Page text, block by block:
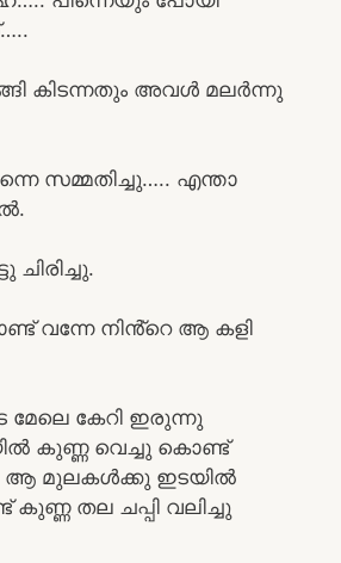
കിടന്നതും അവൾ മലർന്നു
സമ്മതിച്ചു….. എന്താ
വന്നേ നിൻ്റെ ആ കളി
കേറി ഇരുന്നു
കുണ്ണ വെച്ചു കൊണ്ട്
മുലകൾക്കു ഇടയിൽ
തല ചപ്പി വലിച്ചു